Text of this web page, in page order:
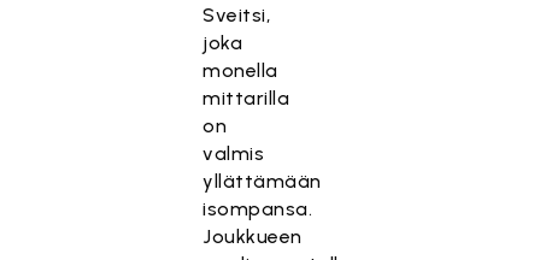
Sveitsi,
joka
monella
mittarilla
on
valmis
yllättämään
isompansa.
Joukkueen